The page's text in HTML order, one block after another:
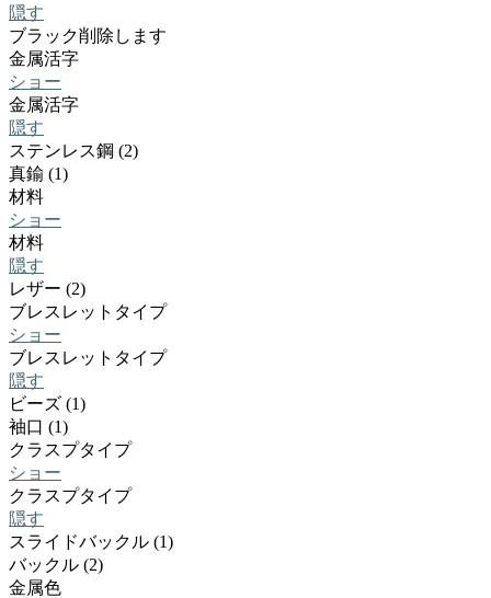
隠す
ブラック削除します
金属活字
ショー
金属活字
隠す
ステンレス鋼 (2)
真鍮 (1)
材料
ショー
材料
隠す
レザー (2)
ブレスレットタイプ
ショー
ブレスレットタイプ
隠す
ビーズ (1)
袖口 (1)
クラスプタイプ
ショー
クラスプタイプ
隠す
スライドバックル (1)
バックル (2)
金属色